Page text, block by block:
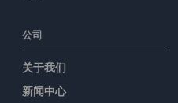
公司
关于我们
新闻中心